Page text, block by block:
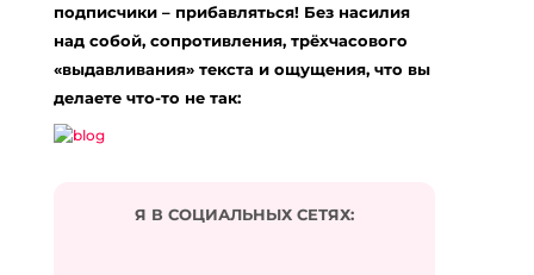
подписчики – прибавляться! Без насилия
над собой, сопротивления, трёхчасового
«выдавливания» текста и ощущения, что вы
делаете что-то не так:
Я В СОЦИАЛЬНЫХ СЕТЯХ: